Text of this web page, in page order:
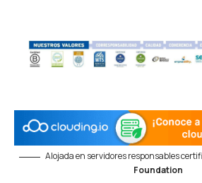
Alojada en servidores responsables
Foundation